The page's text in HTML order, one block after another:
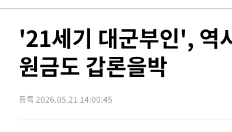
-9968초 전 >[속보] 호르무즈 해협 이란-오만 협상 기대속 뉴
임 3년 인터뷰
1시간 전 >[속보] "이란-오만, 호르무즈 해협 통행 항로 합의"
-30795초 전 >[속보]산업장관 "李정부, 원전 반대 안해…안정
-29492초 전 >[속보]경찰, '홍명보 선임 논란' 대한축구협회·축
상
-28672초 전 >[속보]코스피 매도사이드카 발동…4%대 급락
-27944초 전 >[속보]전남광주 초대 시민추천 부시장에 백승주
'21세기 대군부인', 역
원금도 갑론을박
등록 2026.05.21 14:00:45